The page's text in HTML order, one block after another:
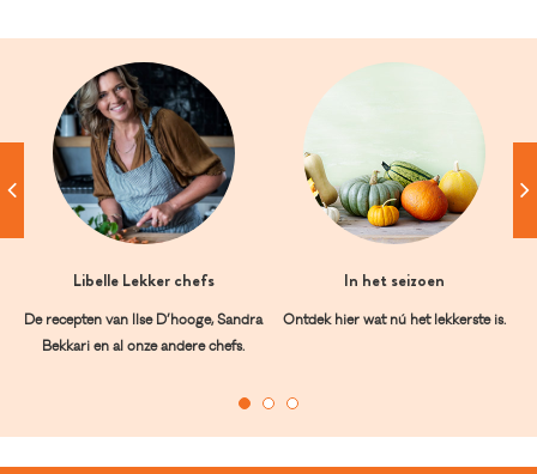
Libelle Lekker chefs
De recepten van Ilse D’hooge, Sandra
Bekkari en al onze andere chefs.
In het seizoen
Ontdek hier wat nú het lekkerste is.